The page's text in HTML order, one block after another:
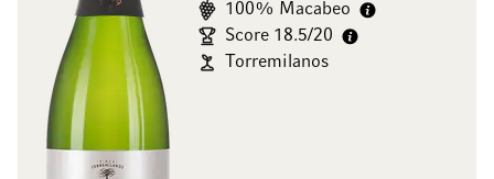
100% Macabeo
Score 18.5/20
Torremilanos